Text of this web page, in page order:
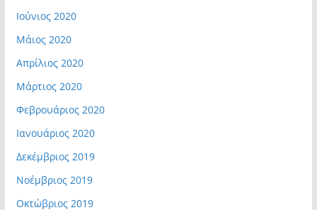
Ιούνιος 2020
Μάιος 2020
Απρίλιος 2020
Μάρτιος 2020
Φεβρουάριος 2020
Ιανουάριος 2020
Δεκέμβριος 2019
Νοέμβριος 2019
Οκτώβριος 2019